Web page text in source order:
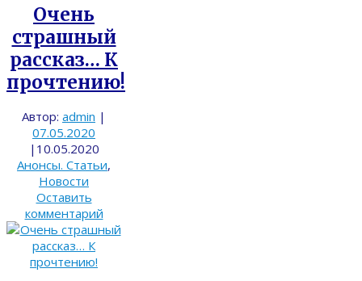
Очень
страшный
рассказ… К
прочтению!
Автор: admin |
07.05.2020
| 10.05.2020
Анонсы. Статьи,
Новости
Оставить
комментарий